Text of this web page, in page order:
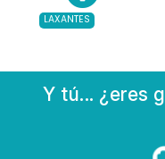
LAXANTES
Y tú... ¿eres